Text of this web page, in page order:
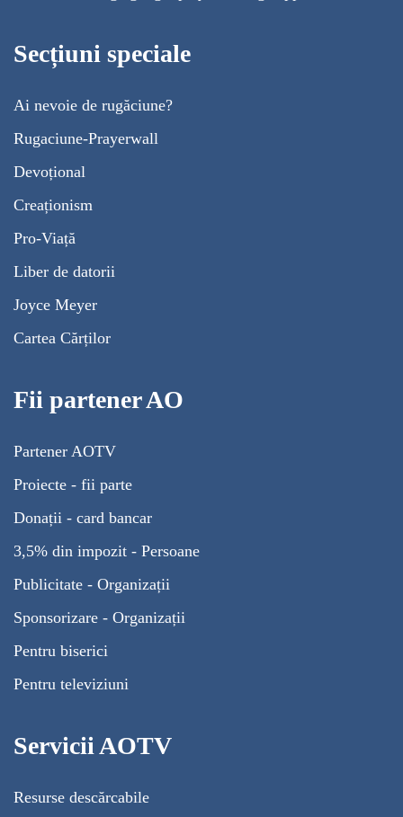
Secțiuni speciale
Ai nevoie de rugăciune?
Rugaciune-Prayerwall
Devoțional
Creaționism
Pro-Viață
Liber de datorii
Joyce Meyer
Cartea Cărților
Fii partener AO
Partener AOTV
Proiecte - fii parte
Donații - card bancar
3,5% din impozit - Persoane
Publicitate - Organizații
Sponsorizare - Organizații
Pentru biserici
Pentru televiziuni
Servicii AOTV
Resurse descărcabile